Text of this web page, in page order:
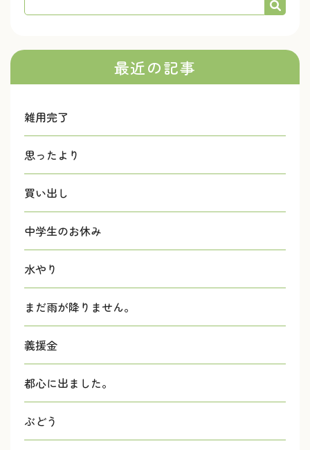
最近の記事
雑用完了
思ったより
買い出し
中学生のお休み
水やり
まだ雨が降りません。
義援金
都心に出ました。
ぶどう